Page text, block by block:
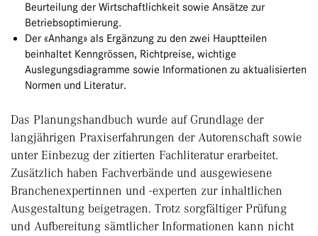
Beurteilung der Wirtschaftlichkeit sowie Ansätze zur
Betriebsoptimierung.
Der «Anhang» als Ergänzung zu den zwei Hauptteilen
beinhaltet Kenngrössen, Richtpreise, wichtige
Auslegungsdiagramme sowie Informationen zu aktualisierten
Normen und Literatur.
Das Planungshandbuch wurde auf Grundlage der
langjährigen Praxiserfahrungen der Autorenschaft sowie
unter Einbezug der zitierten Fachliteratur erarbeitet.
Zusätzlich haben Fachverbände und ausgewiesene
Branchenexpertinnen und -experten zur inhaltlichen
Ausgestaltung beigetragen. Trotz sorgfältiger Prüfung
und Aufbereitung sämtlicher Informationen kann nicht